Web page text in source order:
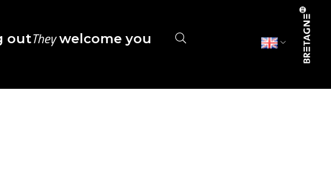
outTheywelcome you